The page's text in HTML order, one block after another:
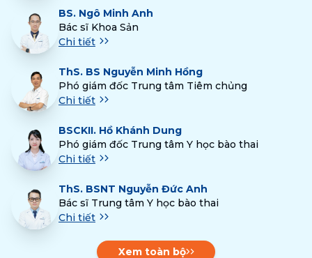
BS. Ngô Minh Anh
Bác sĩ Khoa Sản
Chi tiết
ThS. BS Nguyễn Minh Hồng
Phó giám đốc Trung tâm Tiêm chủng
Chi tiết
BSCKII. Hồ Khánh Dung
Phó giám đốc Trung tâm Y học bào thai
Chi tiết
ThS. BSNT Nguyễn Đức Anh
Bác sĩ Trung tâm Y học bào thai
Chi tiết
Xem toàn bộ